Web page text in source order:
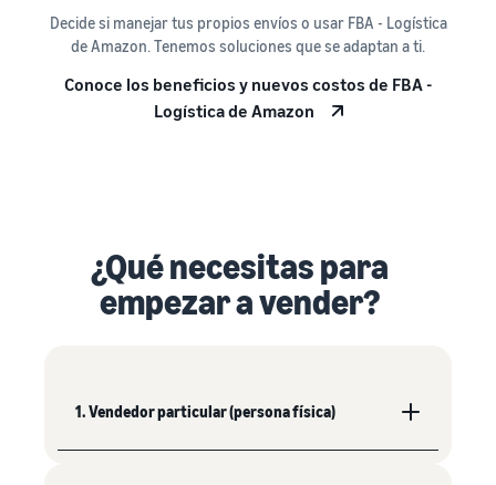
Decide si manejar tus propios envíos o usar FBA - Logística
de Amazon. Tenemos soluciones que se adaptan a ti.
Conoce los beneficios y nuevos costos de FBA -
Logística de Amazon
¿Qué necesitas para
empezar a vender?
1. Vendedor particular (persona física)